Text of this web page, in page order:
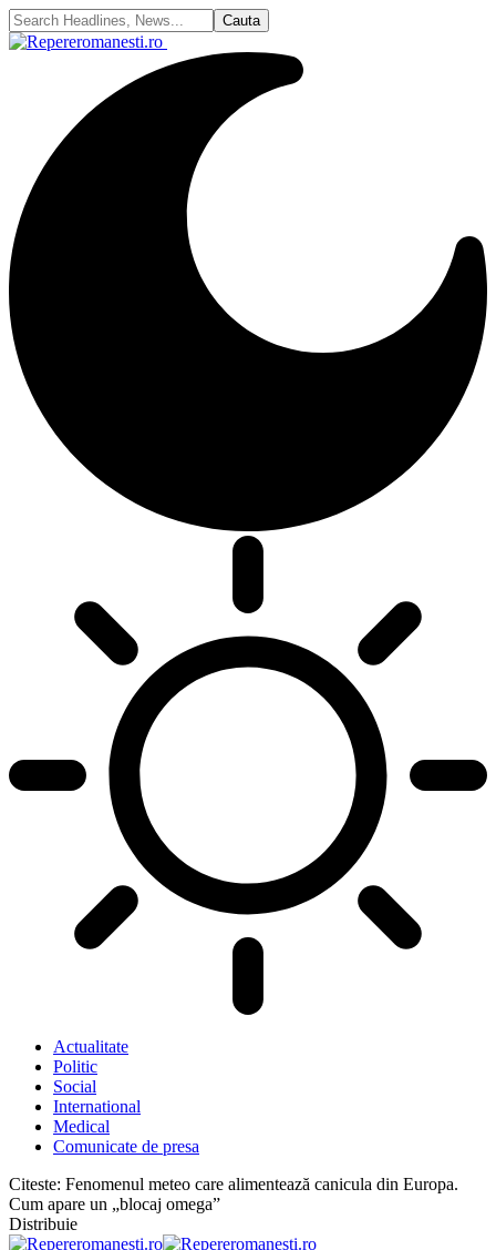
Actualitate
Politic
Social
International
Medical
Comunicate de presa
Citeste: Fenomenul meteo care alimentează canicula din Europa.
Cum apare un „blocaj omega”
Distribuie